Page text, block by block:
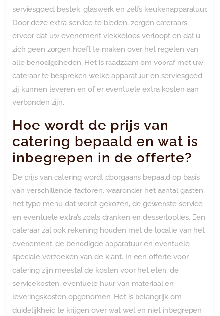
serviesgoed, bestek, glaswerk en zelfs keukenapparatuur.
Door deze extra service te bieden, zorgen cateraars
ervoor dat uw evenement vlekkeloos verloopt en dat u
zich geen zorgen hoeft te maken over het regelen van
alle benodigdheden. Het is raadzaam om vooraf met uw
cateraar te bespreken welke apparatuur en serviesgoed
zij kunnen leveren en of er eventuele extra kosten aan
verbonden zijn.
Hoe wordt de prijs van
catering bepaald en wat is
inbegrepen in de offerte?
De prijs van catering wordt doorgaans bepaald op basis
van verschillende factoren, waaronder het aantal gasten,
het type menu dat wordt gekozen, de gewenste service
en eventuele extra’s zoals dranken en dessertopties. Een
cateraar zal ook rekening houden met de locatie van het
evenement, de benodigde apparatuur en eventuele
speciale verzoeken van de klant. In een offerte voor
catering zijn meestal de kosten voor het eten, de
servicekosten, eventuele huur van materiaal en
leveringskosten opgenomen. Het is belangrijk om
duidelijkheid te krijgen over wat wel en niet inbegrepen